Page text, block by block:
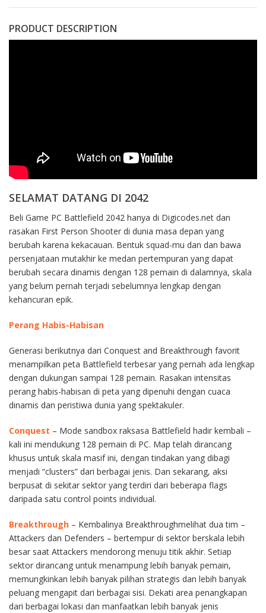
PRODUCT DESCRIPTION
SELAMAT DATANG DI 2042
Beli Game PC Battlefield 2042 hanya di Digicodes.net dan
rasakan First Person Shooter di dunia masa depan yang
berubah karena kekacauan. Bentuk squad-mu dan dan bawa
persenjataan mutakhir ke medan pertempuran yang dapat
berubah secara dinamis dengan 128 pemain di dalamnya, skala
yang belum pernah terjadi sebelumnya lengkap dengan
kehancuran epik.
Perang Habis-Habisan
Generasi berikutnya dari Conquest and Breakthrough favorit
menampilkan peta Battlefield terbesar yang pernah ada lengkap
dengan dukungan sampai 128 pemain. Rasakan intensitas
perang habis-habisan di peta yang dipenuhi dengan cuaca
dinamis dan peristiwa dunia yang spektakuler.
Conquest – Mode sandbox raksasa Battlefield hadir kembali –
kali ini mendukung 128 pemain di PC. Map telah dirancang
khusus untuk skala masif ini, dengan tindakan yang dibagi
menjadi “clusters” dari berbagai jenis. Dan sekarang, aksi
berpusat di sekitar sektor yang terdiri dari beberapa flags
daripada satu control points individual.
Breakthrough – Kembalinya Breakthroughmelihat dua tim –
Attackers dan Defenders – bertempur di sektor berskala lebih
besar saat Attackers mendorong menuju titik akhir. Setiap
sektor dirancang untuk menampung lebih banyak pemain,
memungkinkan lebih banyak pilihan strategis dan lebih banyak
peluang mengapit dari berbagai sisi. Dekati area penangkapan
dari berbagai lokasi dan manfaatkan lebih banyak jenis